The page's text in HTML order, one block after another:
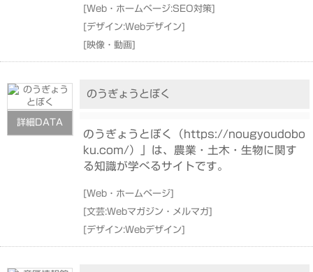
[Web・ホームページ:SEO対策]
[デザイン:Webデザイン]
[映像・動画]
詳細DATA
のうぎょうとぼく
のうぎょうとぼく（https://nougyoudobo
ku.com/）」は、農業・土木・生物に関す
る知識が学べるサイトです。
[Web・ホームページ]
[文芸:Webマガジン・メルマガ]
[デザイン:Webデザイン]